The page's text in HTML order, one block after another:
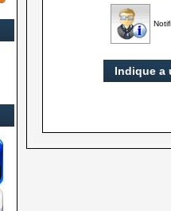
Indique a